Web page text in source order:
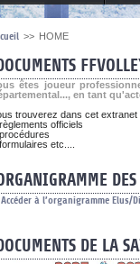
>> HOME
êtes joueur
en tant
trouverez dans cet
officiels
etc....
à l’organigramme Elus/
DE LA